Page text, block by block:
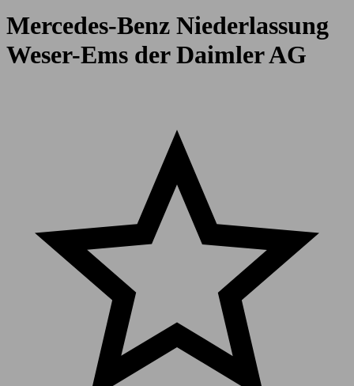
Mercedes-Benz Niederlassung
Weser-Ems der Daimler AG